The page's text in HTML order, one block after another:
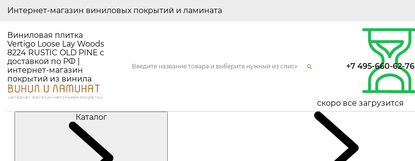
Интернет-магазин виниловых покрытий и ламината
Виниловая плитка
Vertigo Loose Lay Woods
8224 RUSTIC OLD PINE с
доставкой по РФ |
интернет-магазин
покрытий из винила
скоро все загрузится
+7 495-660-62-76
Каталог